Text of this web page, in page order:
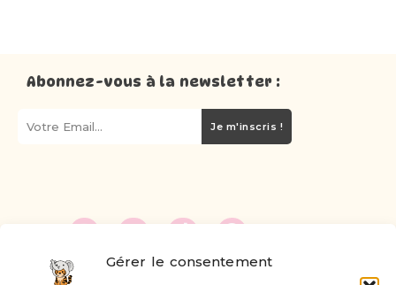
Gérer le consentement
Abonnez-vous à la newsletter :
Je m'inscris !